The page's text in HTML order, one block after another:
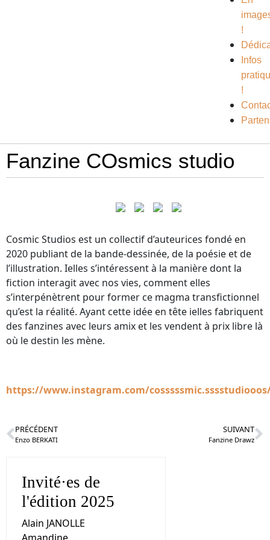
!
Infos
!
Fanzine COsmics studio
Cosmic Studios est un collectif d’auteurices fondé en
2020 publiant de la bande-dessinée, de la poésie et de
l’illustration. Ielles s’intéressent à la manière dont la
fiction interagit avec nos vies, comment elles
s’interpénètrent pour former ce magma transfictionnel
qu’est la réalité. Ayant cette idée en tête ielles fabriquent
des fanzines avec leurs amix et les vendent à prix libre là
où le destin les mène.
https://www.instagram.com/
PRÉCÉDENT
Enzo BERKATI
SUIVANT
Fanzine Drawz
Invité·es de
l'édition 2025
Alain JANOLLE